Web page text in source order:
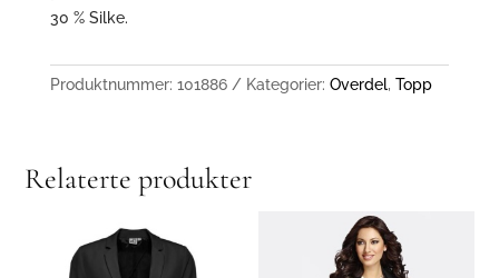
30 % Silke.
Produktnummer: 101886 Kategorier: Overdel, Topp
Relaterte produkter